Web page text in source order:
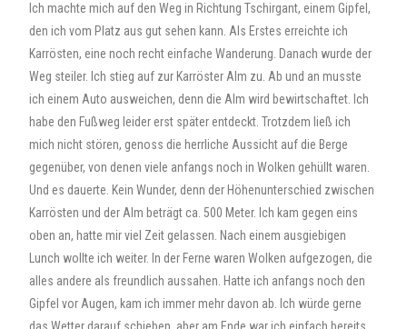
Ich machte mich auf den Weg in Richtung Tschirgant, einem Gipfel,
den ich vom Platz aus gut sehen kann. Als Erstes erreichte ich
Karrösten, eine noch recht einfache Wanderung. Danach wurde der
Weg steiler. Ich stieg auf zur Karröster Alm zu. Ab und an musste
ich einem Auto ausweichen, denn die Alm wird bewirtschaftet. Ich
habe den Fußweg leider erst später entdeckt. Trotzdem ließ ich
mich nicht stören, genoss die herrliche Aussicht auf die Berge
gegenüber, von denen viele anfangs noch in Wolken gehüllt waren.
Und es dauerte. Kein Wunder, denn der Höhenunterschied zwischen
Karrösten und der Alm beträgt ca. 500 Meter. Ich kam gegen eins
oben an, hatte mir viel Zeit gelassen. Nach einem ausgiebigen
Lunch wollte ich weiter. In der Ferne waren Wolken aufgezogen, die
alles andere als freundlich aussahen. Hatte ich anfangs noch den
Gipfel vor Augen, kam ich immer mehr davon ab. Ich würde gerne